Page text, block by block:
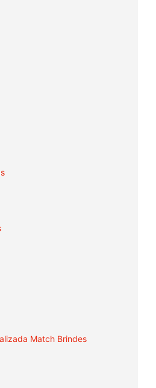
Match Brindes